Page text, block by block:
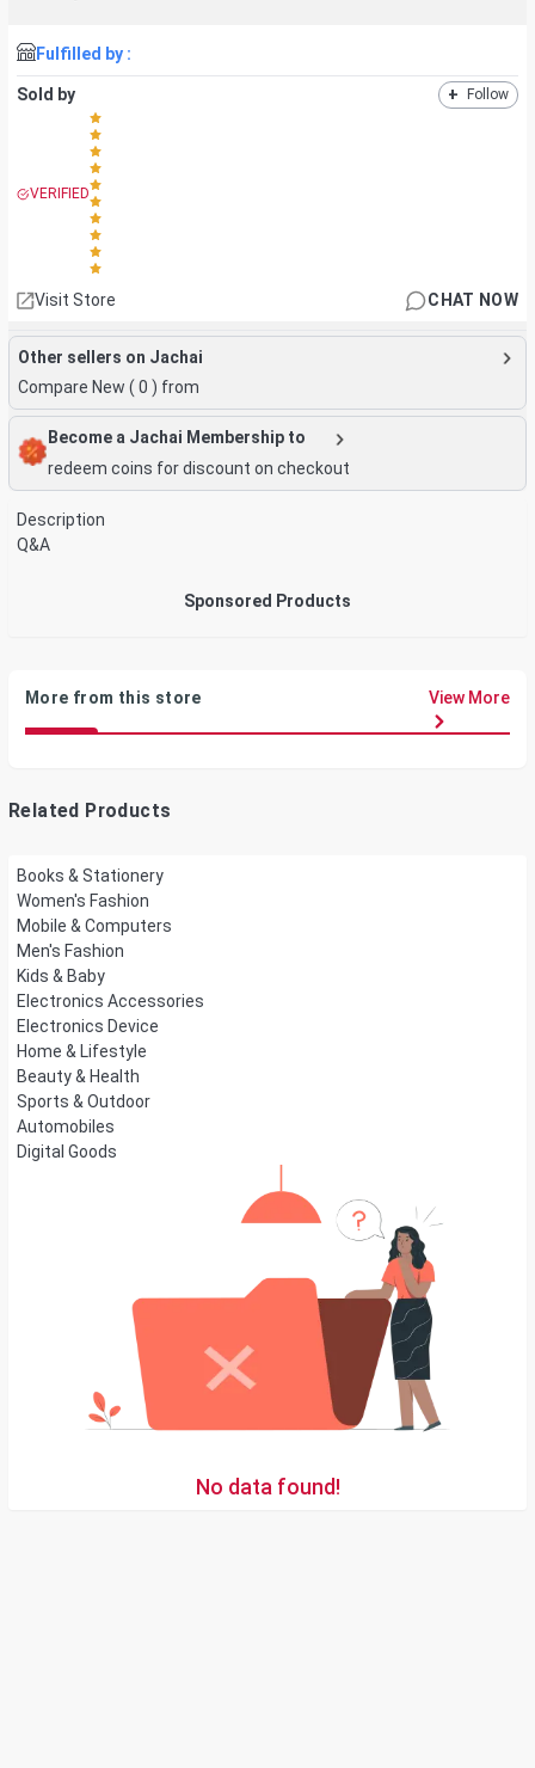
Fulfilled by :
Sold by + Follow
VERIFIED
Visit Store CHAT NOW
Other sellers on Jachai
Compare New ( 0 ) from
Become a Jachai Membership to
redeem coins for discount on checkout
Description
Q&A
Sponsored Products
More from this store View More
Related Products
Books & Stationery
Women's Fashion
Mobile & Computers
Men's Fashion
Kids & Baby
Electronics Accessories
Electronics Device
Home & Lifestyle
Beauty & Health
Sports & Outdoor
Automobiles
Digital Goods
No data found!